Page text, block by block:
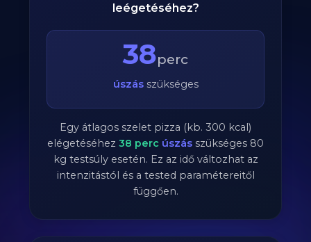
leégetéséhez?
38perc
úszásszükséges
Egy átlagos szelet pizza (kb. 300 kcal)
elégetéséhez 38 perc úszás szükséges 80
kg testsúly esetén. Ez az idő változhat az
intenzitástól és a tested paramétereitől
függően.